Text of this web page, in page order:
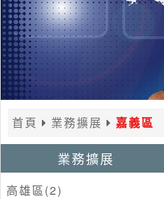
首頁 業務擴展 嘉義區
業務擴展
高雄區(2)